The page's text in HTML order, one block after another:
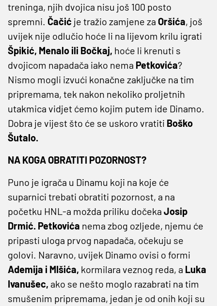
treninga, njih dvojica nisu još 100 posto
spremni. Čačić je tražio zamjene za Oršića, još
uvijek nije odlučio hoće li na lijevom krilu igrati
Špikić, Menalo ili Bočkaj, hoće li krenuti s
dvojicom napadača iako nema Petkovića?
Nismo mogli izvući konačne zaključke na tim
pripremama, tek nakon nekoliko proljetnih
utakmica vidjet ćemo kojim putem ide Dinamo.
Dobra je vijest što će se uskoro vratiti Boško
Šutalo.
NA KOGA OBRATITI POZORNOST?
Puno je igrača u Dinamu koji na koje će
suparnici trebati obratiti pozornost, a na
početku HNL-a možda priliku dočeka Josip
Drmić. Petkovića nema zbog ozljede, njemu će
pripasti uloga prvog napadača, očekuju se
golovi. Naravno, uvijek Dinamo ovisi o formi
Ademija i MIšića, kormilara veznog reda, a Luka
Ivanušec, ako se nešto moglo razabrati na tim
smušenim pripremama, jedan je od onih koji su